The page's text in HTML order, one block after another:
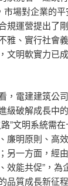
市場對企業的
規運營提出了
雅、實行社會
文明軟實力已
，電建建筑公
級破解成長中
”文明系統需
廉明原則、高
另一方面，經
效能共促”，為
品質成長新征程